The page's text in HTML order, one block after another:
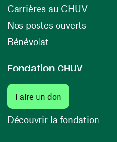
Carrières au CHUV(ouvre
Nos postes ouverts(ouvre
Bénévolat
Fondation CHUV
Faire un don
Découvrir la fondation